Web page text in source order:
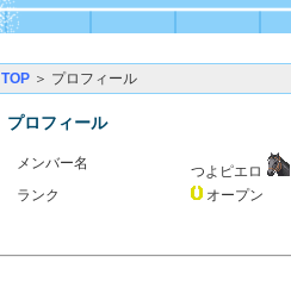
TOP ＞ プロフィール
プロフィール
メンバー名
つよピエロ
ランク
オープン